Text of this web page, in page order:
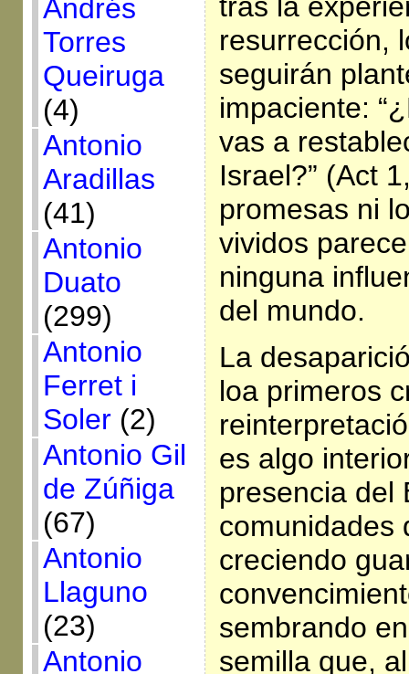
Andrés
Torres
Queiruga
(4)
Antonio
Aradillas
(41)
Antonio
Duato
(299)
Antonio
Ferret i
Soler(2)
Antonio Gil
de Zúñiga
(67)
Antonio
Llaguno
(23)
Antonio
resurrección,
seguirán
impaciente:
vas a
Israel?” (Act
promesas ni
vividos
ninguna
del mundo.
La
loa primeros
es algo
presencia del
comunidades
creciendo
sembrando
semilla que,